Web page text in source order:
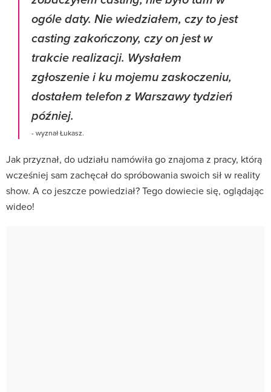
ogóle daty. Nie wiedziałem, czy to jest
casting zakończony, czy on jest w
trakcie realizacji. Wysłałem
zgłoszenie i ku mojemu zaskoczeniu,
dostałem telefon z Warszawy tydzień
później.
- wyznał Łukasz.
Jak przyznał, do udziału namówiła go znajoma z pracy, którą
wcześniej sam zachęcał do spróbowania swoich sił w reality
show. A co jeszcze powiedział? Tego dowiecie się, oglądając
wideo!